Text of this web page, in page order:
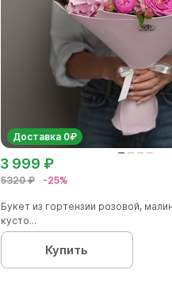
Доставка 0₽
5320 ₽ -25%
3 999 ₽
Букет из гортензии розовой,
кусто...
Купить